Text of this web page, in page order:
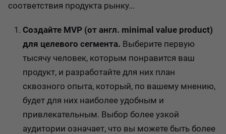
соответствия продукта рынку...
Создайте MVP (от англ. minimal value product)
для целевого сегмента. Выберите первую
тысячу человек, которым понравится ваш
продукт, и разработайте для них план
сквозного опыта, который, по вашему мнению,
будет для них наиболее удобным и
привлекательным. Выбор более узкой
аудитории означает, что вы можете быть более